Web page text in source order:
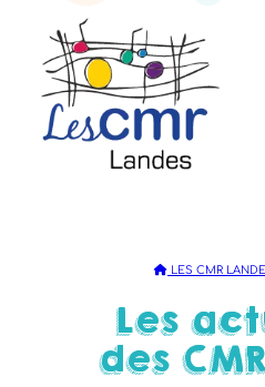
LES CMR
Les
des